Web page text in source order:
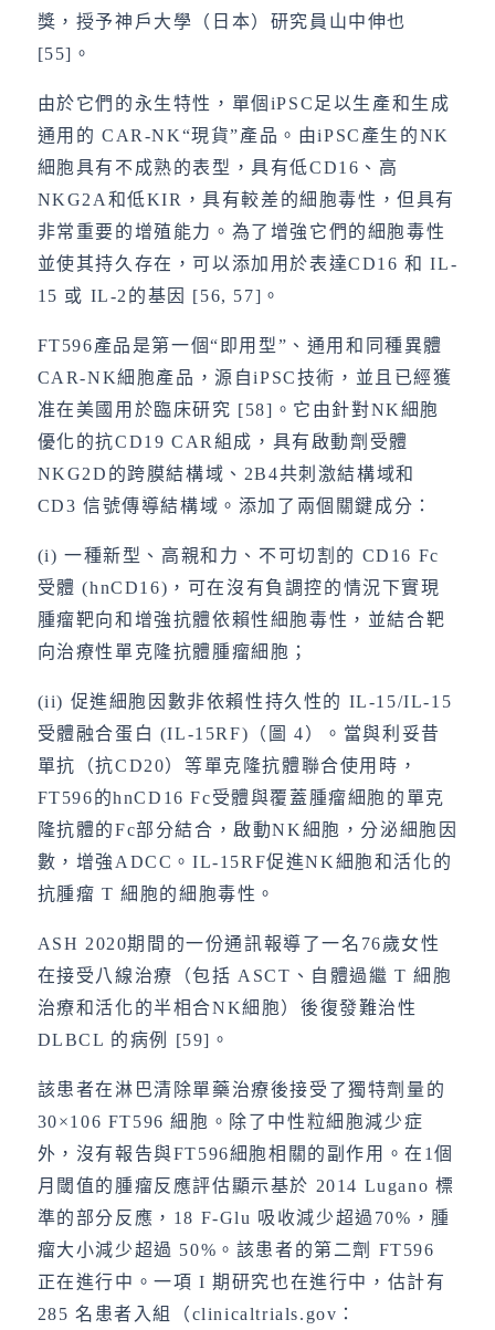
獎，授予神戶大學（日本）研究員山中伸也
[55]。
由於它們的永生特性，單個iPSC足以生產和生成
通用的 CAR-NK“現貨”產品。由iPSC產生的NK
細胞具有不成熟的表型，具有低CD16、高
NKG2A和低KIR，具有較差的細胞毒性，但具有
非常重要的增殖能力。為了增強它們的細胞毒性
並使其持久存在，可以添加用於表達CD16 和 IL-
15 或 IL-2的基因 [56, 57]。
FT596產品是第一個“即用型”、通用和同種異體
CAR-NK細胞產品，源自iPSC技術，並且已經獲
准在美國用於臨床研究 [58]。它由針對NK細胞
優化的抗CD19 CAR組成，具有啟動劑受體
NKG2D的跨膜結構域、2B4共刺激結構域和
CD3 信號傳導結構域。添加了兩個關鍵成分：
(i) 一種新型、高親和力、不可切割的 CD16 Fc
受體 (hnCD16)，可在沒有負調控的情況下實現
腫瘤靶向和增強抗體依賴性細胞毒性，並結合靶
向治療性單克隆抗體腫瘤細胞；
(ii) 促進細胞因數非依賴性持久性的 IL-15/IL-15
受體融合蛋白 (IL-15RF)（圖 4）。當與利妥昔
單抗（抗CD20）等單克隆抗體聯合使用時，
FT596的hnCD16 Fc受體與覆蓋腫瘤細胞的單克
隆抗體的Fc部分結合，啟動NK細胞，分泌細胞因
數，增強ADCC。IL-15RF促進NK細胞和活化的
抗腫瘤 T 細胞的細胞毒性。
ASH 2020期間的一份通訊報導了一名76歲女性
在接受八線治療（包括 ASCT、自體過繼 T 細胞
治療和活化的半相合NK細胞）後復發難治性
DLBCL 的病例 [59]。
該患者在淋巴清除單藥治療後接受了獨特劑量的
30×106 FT596 細胞。除了中性粒細胞減少症
外，沒有報告與FT596細胞相關的副作用。在1個
月閾值的腫瘤反應評估顯示基於 2014 Lugano 標
準的部分反應，18 F-Glu 吸收減少超過70%，腫
瘤大小減少超過 50%。該患者的第二劑 FT596
正在進行中。一項 I 期研究也在進行中，估計有
285 名患者入組（clinicaltrials.gov：